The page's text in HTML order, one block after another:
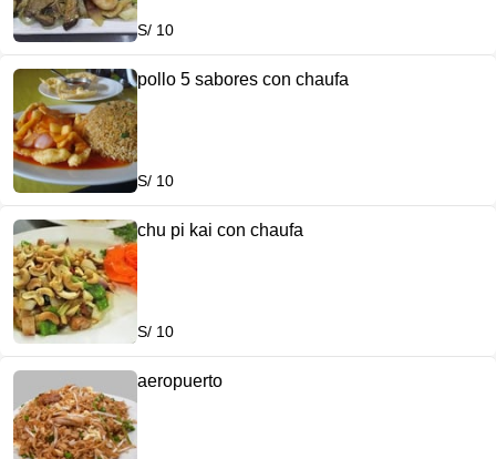
S/ 10
pollo 5 sabores con chaufa
S/ 10
chu pi kai con chaufa
S/ 10
aeropuerto